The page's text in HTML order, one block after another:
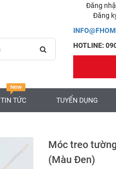
Đăng
Đăng
HOTLINE:
TIN TỨC TUYỂN DỤNG
Móc treo
(Màu Đen)